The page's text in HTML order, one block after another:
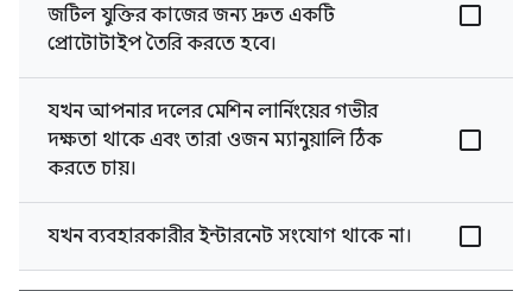
জটিল যুক্তির কাজের জন্য দ্রুত একটি
প্রোটোটাইপ তৈরি করতে হবে।
যখন আপনার দলের মেশিন লার্নিংয়ের গভীর
দক্ষতা থাকে এবং তারা ওজন ম্যানুয়ালি ঠিক
করতে চায়।
যখন ব্যবহারকারীর ইন্টারনেট সংযোগ থাকে না।